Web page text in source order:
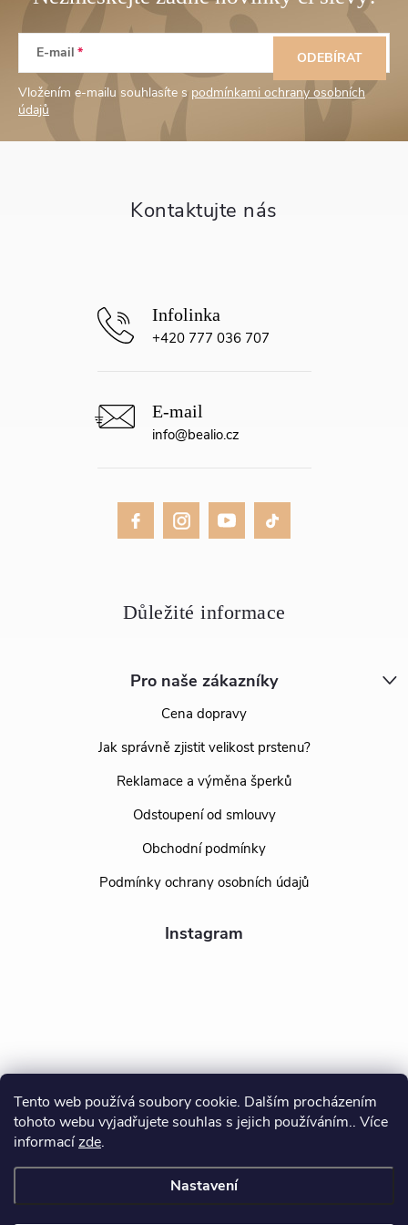
Tento web používá soubory cookie. Dalším procházením
tohoto webu vyjadřujete souhlas s jejich používáním.. Více
informacízde.
Nastavení
Z
p
E-mail
Vložením e-mailu souhlasíte s podmínkami ochrany osobních
údajů
ODEBÍRAT
Pro naše zákazníky
Cena dopravy
Jak správně zjistit velikost prstenu?
Reklamace a výměna šperků
Odstoupení od smlouvy
Obchodní podmínky
Podmínky ochrany osobních údajů
Instagram
Sledovat na Instagramu
info@bealio.cz
+420 777 036 707